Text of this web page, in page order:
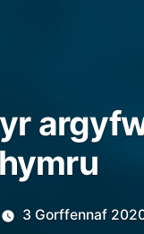
3 Gorffennaf